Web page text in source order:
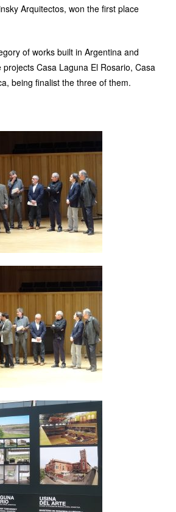
Arquitectos, won the first place
of works built in Argentina and
Casa Laguna El Rosario, Casa
being finalist the three of them.